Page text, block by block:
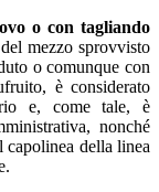
o con tagliando
mezzo sprovvisto
o comunque con
è considerato
e, come tale, è
nonché
della linea